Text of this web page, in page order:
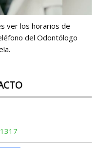
ver los horarios de
del Odontólogo